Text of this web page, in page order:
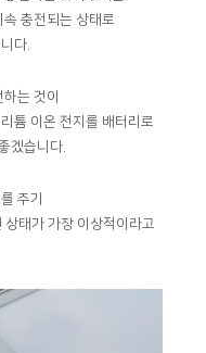
충전되는 상태로
다.
는 것이
튬 이온 전지를 배터리로
겠습니다.
주기
태가 가장 이상적이라고